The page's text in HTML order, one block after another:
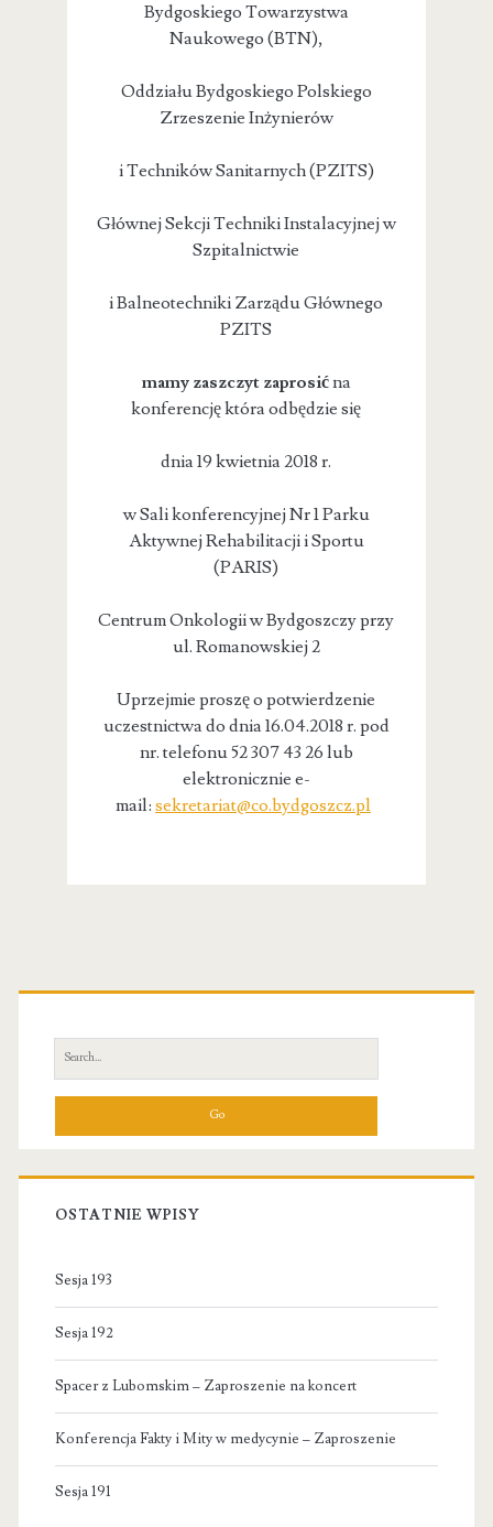
Bydgoskiego Towarzystwa
Naukowego (BTN),
Oddziału Bydgoskiego Polskiego
Zrzeszenie Inżynierów
i Techników Sanitarnych (PZITS)
Głównej Sekcji Techniki Instalacyjnej w
Szpitalnictwie
i Balneotechniki Zarządu Głównego
PZITS
mamy zaszczyt zaprosićna
konferencję która odbędzie się
dnia 19 kwietnia 2018 r.
w Sali konferencyjnej Nr 1 Parku
Aktywnej Rehabilitacji i Sportu
(PARIS)
Centrum Onkologii w Bydgoszczy przy
ul. Romanowskiej 2
Uprzejmie proszę o potwierdzenie
uczestnictwa do dnia 16.04.2018 r. pod
nr. telefonu 52 307 43 26 lub
elektronicznie e-
mail: sekretariat@co.bydgoszcz.pl
Primary
Sidebar
Search
for:
OSTATNIE WPISY
Sesja 193
Sesja 192
Spacer z Lubomskim – Zaproszenie na koncert
Konferencja Fakty i Mity w medycynie – Zaproszenie
Sesja 191